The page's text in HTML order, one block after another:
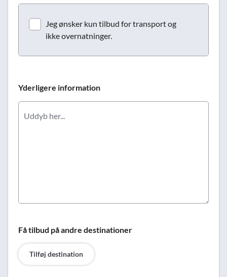
Jeg ønsker kun tilbud for transport og
ikke overnatninger.
Yderligere information
Få tilbud på andre destinationer
Tilføj destination